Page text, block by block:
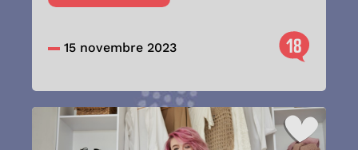
15 novembre 2023 18